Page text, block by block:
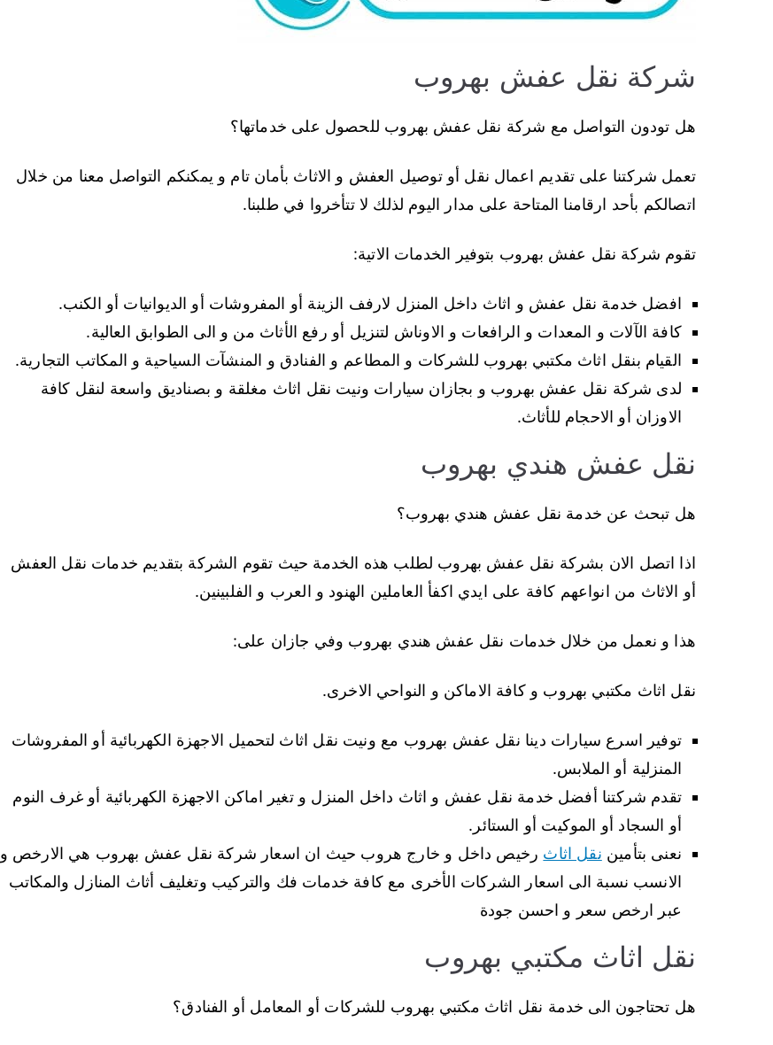
شركة نقل عفش بهروب
هل تودون التواصل مع شركة نقل عفش بهروب للحصول على خدماتها؟
تعمل شركتنا على تقديم اعمال نقل أو توصيل العفش و الاثاث بأمان تام و يمكنكم التواصل معنا من خلال
اتصالكم بأحد ارقامنا المتاحة على مدار اليوم لذلك لا تتأخروا في طلبنا.
تقوم شركة نقل عفش بهروب بتوفير الخدمات الاتية:
افضل خدمة نقل عفش و اثاث داخل المنزل لارفف الزينة أو المفروشات أو الديوانيات أو الكنب.
كافة الآلات و المعدات و الرافعات و الاوناش لتنزيل أو رفع الأثاث من و الى الطوابق العالية.
القيام بنقل اثاث مكتبي بهروب للشركات و المطاعم و الفنادق و المنشآت السياحية و المكاتب التجارية.
لدى شركة نقل عفش بهروب و بجازان سيارات ونيت نقل اثاث مغلقة و بصناديق واسعة لنقل كافة
الاوزان أو الاحجام للأثاث.
نقل عفش هندي بهروب
هل تبحث عن خدمة نقل عفش هندي بهروب؟
اذا اتصل الان بشركة نقل عفش بهروب لطلب هذه الخدمة حيث تقوم الشركة بتقديم خدمات نقل العفش
أو الاثاث من انواعهم كافة على ايدي اكفأ العاملين الهنود و العرب و الفلبينين.
هذا و نعمل من خلال خدمات نقل عفش هندي بهروب وفي جازان على:
نقل اثاث مكتبي بهروب و كافة الاماكن و النواحي الاخرى.
توفير اسرع سيارات دينا نقل عفش بهروب مع ونيت نقل اثاث لتحميل الاجهزة الكهربائية أو المفروشات
المنزلية أو الملابس.
تقدم شركتنا أفضل خدمة نقل عفش و اثاث داخل المنزل و تغير اماكن الاجهزة الكهربائية أو غرف النوم
أو السجاد أو الموكيت أو الستائر.
نعنى بتأمين نقل اثاث رخيص داخل و خارج هروب حيث ان اسعار شركة نقل عفش بهروب هي الارخص و
الانسب نسبة الى اسعار الشركات الأخرى مع كافة خدمات فك والتركيب وتغليف أثاث المنازل والمكاتب
عبر ارخص سعر و احسن جودة
نقل اثاث مكتبي بهروب
هل تحتاجون الى خدمة نقل اثاث مكتبي بهروب للشركات أو المعامل أو الفنادق؟